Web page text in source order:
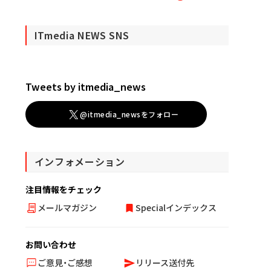
ITmedia NEWS SNS
Tweets by itmedia_news
@itmedia_newsをフォロー
インフォメーション
注目情報をチェック
メールマガジン
Specialインデックス
お問い合わせ
ご意見・ご感想
リリース送付先